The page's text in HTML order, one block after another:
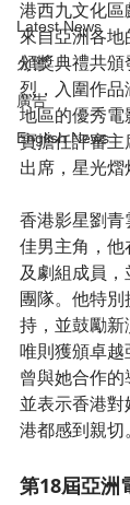
Latest News
火警
廣告
English News
港西九文化區
來自亞洲各地
頒獎典禮共頒
烈，入圍作品
地區的優秀電
寶擔任評審主
出席，星光熠
香港影星劉青
佳男主角，他
及劇組成員
團隊。他特
持，並鼓勵新
唯則獲頒卓
曾與她合作的
並表示香港
港都感到親切
第18屆亞洲